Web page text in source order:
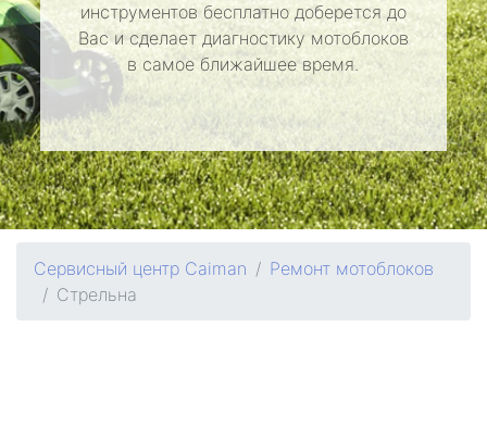
инструментов бесплатно доберется до
Вас и сделает диагностику мотоблоков
в самое ближайшее время.
Сервисный центр Caiman
Ремонт мотоблоков
Стрельна